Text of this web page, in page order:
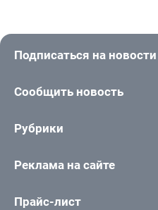
Подписаться на новости
Сообщить новость
Рубрики
Реклама на сайте
Прайс-лист